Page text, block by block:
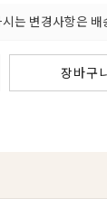
는 변경사항은
장바구